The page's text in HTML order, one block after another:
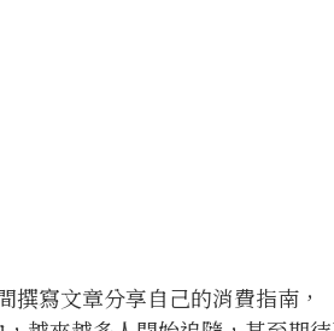
寫文章分享自己的消費指南，